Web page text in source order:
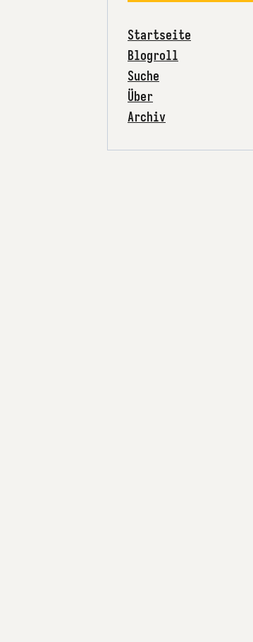
Startseite
Blogroll
Suche
Über
Archiv